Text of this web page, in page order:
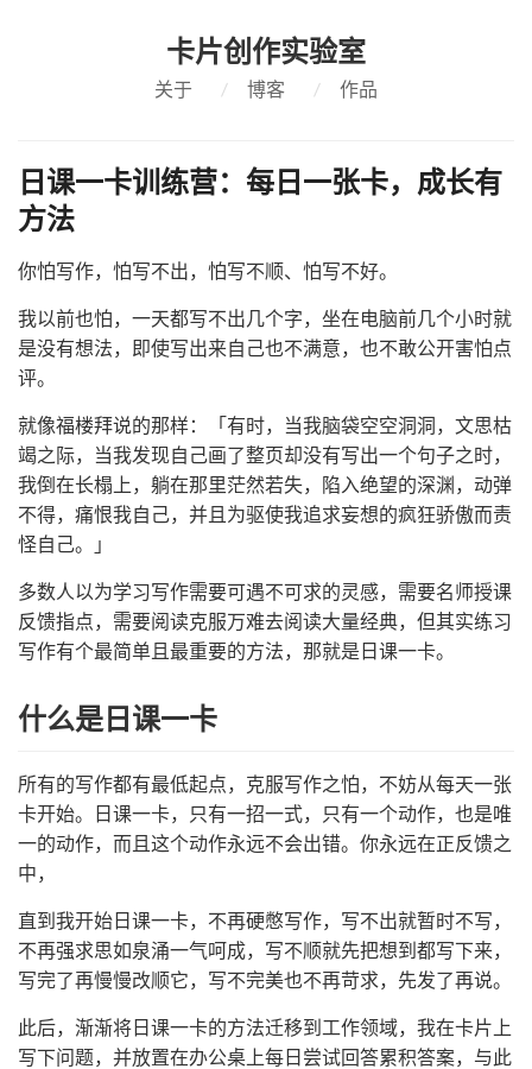
卡片创作实验室
关于 / 博客 / 作品
日课一卡训练营：每日一张卡，成长有
方法
你怕写作，怕写不出，怕写不顺、怕写不好。
我以前也怕，一天都写不出几个字，坐在电脑前几个小时就
是没有想法，即使写出来自己也不满意，也不敢公开害怕点
评。
就像福楼拜说的那样：「有时，当我脑袋空空洞洞，文思枯
竭之际，当我发现自己画了整页却没有写出一个句子之时，
我倒在长榻上，躺在那里茫然若失，陷入绝望的深渊，动弹
不得，痛恨我自己，并且为驱使我追求妄想的疯狂骄傲而责
怪自己。」
多数人以为学习写作需要可遇不可求的灵感，需要名师授课
反馈指点，需要阅读克服万难去阅读大量经典，但其实练习
写作有个最简单且最重要的方法，那就是日课一卡。
什么是日课一卡
所有的写作都有最低起点，克服写作之怕，不妨从每天一张
卡开始。日课一卡，只有一招一式，只有一个动作，也是唯
一的动作，而且这个动作永远不会出错。你永远在正反馈之
中，
直到我开始日课一卡，不再硬憋写作，写不出就暂时不写，
不再强求思如泉涌一气呵成，写不顺就先把想到都写下来，
写完了再慢慢改顺它，写不完美也不再苛求，先发了再说。
此后，渐渐将日课一卡的方法迁移到工作领域，我在卡片上
写下问题，并放置在办公桌上每日尝试回答累积答案，与此